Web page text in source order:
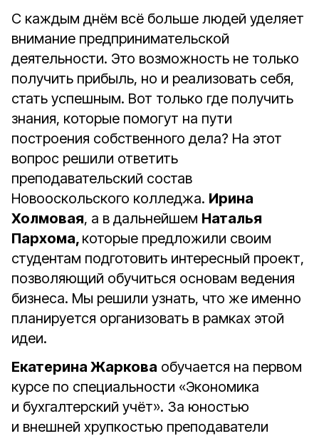
С каждым днём всё больше людей уделяет
внимание предпринимательской
деятельности. Это возможность не только
получить прибыль, но и реализовать себя,
стать успешным. Вот только где получить
знания, которые помогут на пути
построения собственного дела? На этот
вопрос решили ответить
преподавательский состав
Новооскольского колледжа. Ирина
Холмовая, а в дальнейшем Наталья
Пархома, которые предложили своим
студентам подготовить интересный проект,
позволяющий обучиться основам ведения
бизнеса. Мы решили узнать, что же именно
планируется организовать в рамках этой
идеи.
Екатерина Жаркова обучается на первом
курсе по специальности «Экономика
и бухгалтерский учёт». За юностью
и внешней хрупкостью преподаватели